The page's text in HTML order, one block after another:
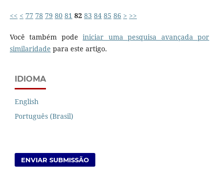
<< < 77 78 79 80 81 82 83 84 85 86 > >>
Você também podeiniciar uma pesquisa avançada por
similaridade para este artigo.
IDIOMA
English
Português (Brasil)
ENVIAR SUBMISSÃO